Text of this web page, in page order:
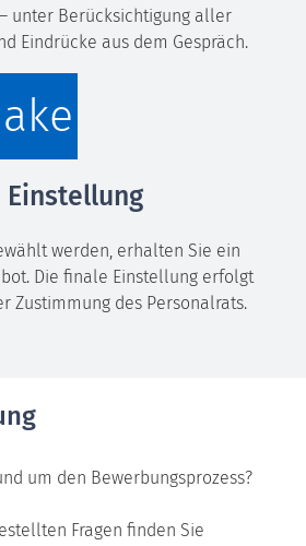
unter Berücksichtigung aller
Eindrücke aus dem Gespräch.
Einstellung
werden, erhalten Sie ein
Die finale Einstellung erfolgt
Zustimmung des Personalrats.
um den Bewerbungsprozess?
Fragen finden Sie